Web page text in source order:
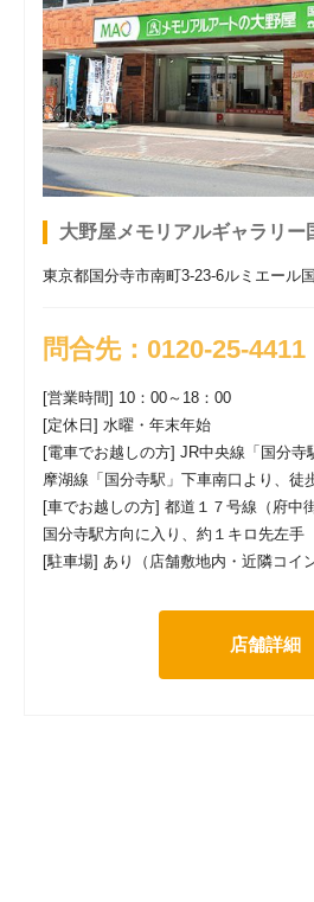
2026年05月27日 [メモリアルギャラリ
謝フェア 開催
2026年03月09日 [メモリアルギャラリ
ラリー国分寺 臨時休業のお知らせ
大野屋メモリアルギャラリー
東京都国分寺市南町3-23-6ルミエール
問合先：0120-25-4411
[営業時間] 10：00～18：00
[定休日] 水曜・年末年始
[電車でお越しの方] JR中央線「国分寺
摩湖線「国分寺駅」下車南口より、徒
[車でお越しの方] 都道１７号線（府中
国分寺駅方向に入り、約１キロ先左手
[駐車場] あり（店舗敷地内・近隣コイ
店舗詳細